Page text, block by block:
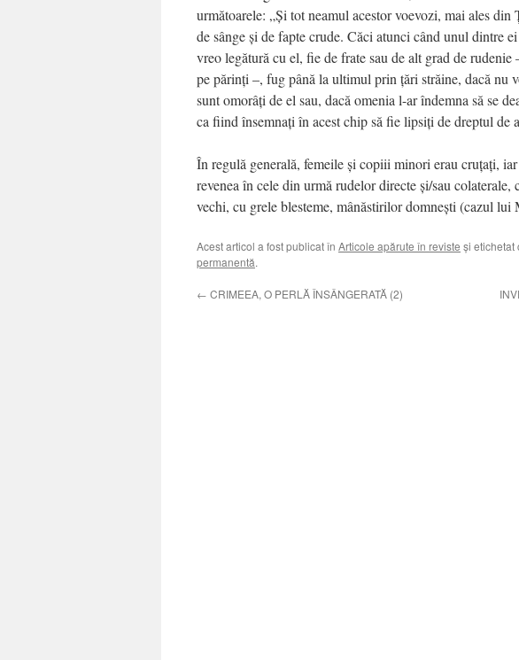
următoarele: „Şi tot neamul acestor voevozi, mai ales din
de sânge şi de fapte crude. Căci atunci când unul dintre
vreo legătură cu el, fie de frate sau de alt grad de
pe părinţi –, fug până la ultimul prin ţări străine, dacă nu
sunt omorâţi de el sau, dacă omenia l-ar îndemna să se
ca fiind însemnaţi în acest chip să fie lipsiţi de dreptul de
În regulă generală, femeile şi copiii minori erau cruţaţi,
revenea în cele din urmă rudelor directe şi/sau
vechi, cu grele blesteme, mânăstirilor domneşti (cazul lui
Acest articol a fost publicat în Articole apărute în reviste și etichetat
permanentă.
← CRIMEEA, O PERLĂ ÎNSÂNGERATĂ (2)